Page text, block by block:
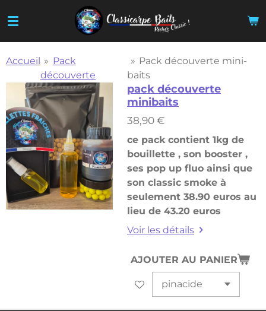
au
contenu
principal
Accueil » Pack
découverte
» Pack découverte mini-
baits
pack découverte
minibaits
38,90 €
ce pack contient 1kg de
bouillette , son booster ,
ses pop up fluo ainsi que
son classic smoke à
seulement 38.90 euros au
lieu de 43.20 euros
Voir les détails
AJOUTER AU PANIER